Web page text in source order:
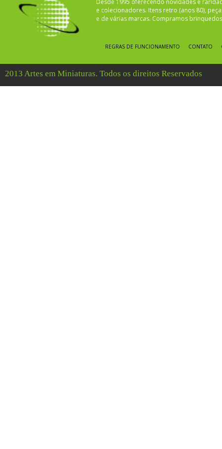
Desde 1995 oferecendo novidades e
e colecionadores. Itens retro (anos 80),
e de várias marcas. Compramos
REGRAS DE FUNCIONAMENTO CONTATO
2013 Artes em Miniaturas. Todos os direitos Reservados